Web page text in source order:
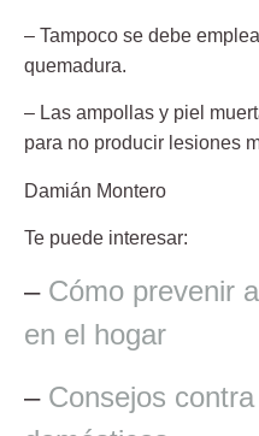
– Tampoco se debe
quemadura.
– Las ampollas y piel
para no producir lesiones
Damián Montero
Te puede interesar:
– Cómo prevenir
en el hogar
– Consejos